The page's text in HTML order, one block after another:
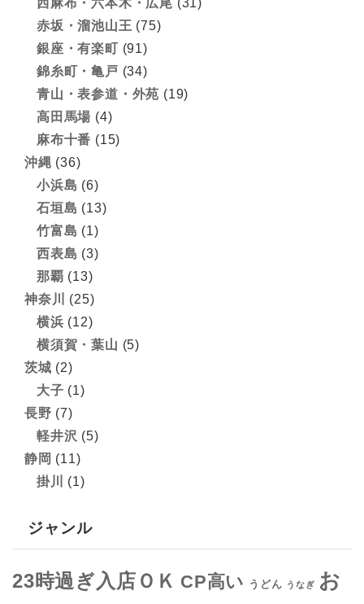
西麻布・六本木・広尾 (31)
赤坂・溜池山王 (75)
銀座・有楽町 (91)
錦糸町・亀戸 (34)
青山・表参道・外苑 (19)
高田馬場 (4)
麻布十番 (15)
沖縄 (36)
小浜島 (6)
石垣島 (13)
竹富島 (1)
西表島 (3)
那覇 (13)
神奈川
(25)
横浜 (12)
横須賀・葉山 (5)
茨城 (2)
大子 (1)
長野 (7)
軽井沢 (5)
静岡 (11)
掛川
(1)
ジャンル
23時過ぎ入店ＯＫ CP高い うどん うなぎ お